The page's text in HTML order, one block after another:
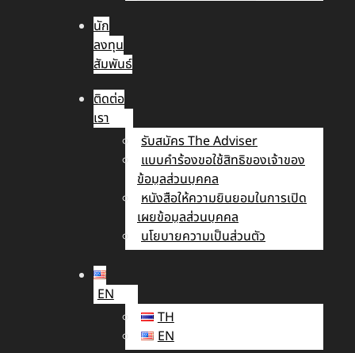
นัก
ลงทุน
สัมพันธ์
ติดต่อ
เรา
รับสมัคร The Adviser
แบบคำร้องขอใช้สิทธิของเจ้าของ
ข้อมูลส่วนบุคคล
หนังสือให้ความยินยอมในการเปิด
เผยข้อมูลส่วนบุคคล
นโยบายความเป็นส่วนตัว
EN
TH
EN